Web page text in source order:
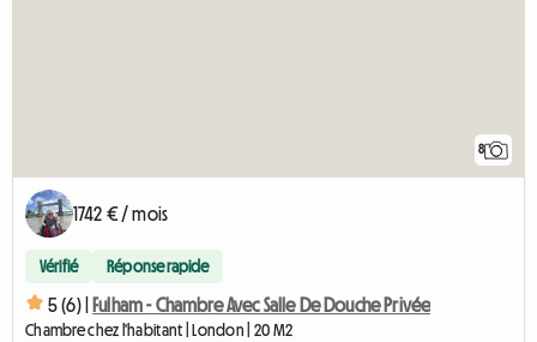
8
1742 € / mois
Vérifié Réponse rapide
5 (6) | Fulham - Chambre Avec Salle De Douche Privée
Chambre chez l'habitant | London | 20 M2